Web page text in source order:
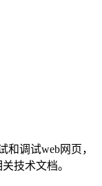
调试web网页，
技术文档。